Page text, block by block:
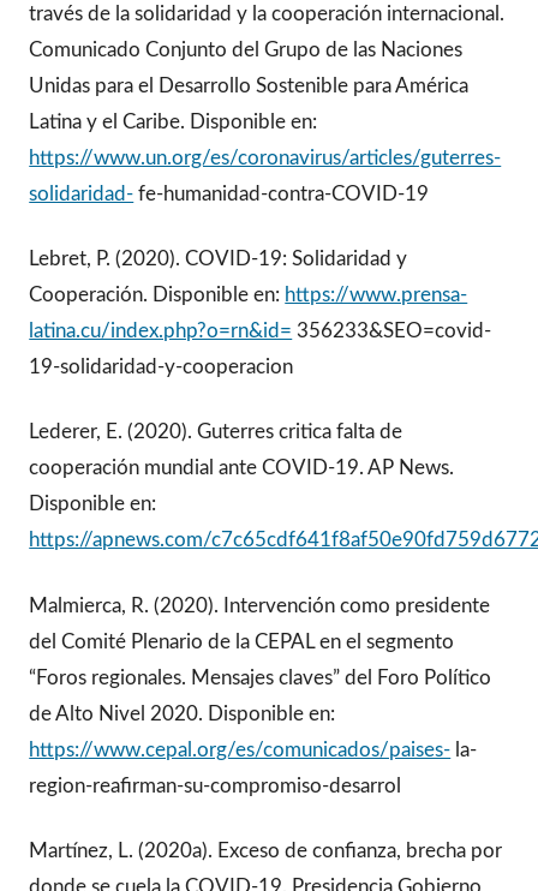
través de la solidaridad y la cooperación internacional.
Comunicado Conjunto del Grupo de las Naciones
Unidas para el Desarrollo Sostenible para América
Latina y el Caribe. Disponible en:
https://www.un.org/es/coronavirus/articles/guterres-
solidaridad- fe-humanidad-contra-COVID-19
Lebret, P. (2020). COVID-19: Solidaridad y
Cooperación. Disponible en: https://www.prensa-
latina.cu/index.php?o=rn&id= 356233&SEO=covid-
19-solidaridad-y-cooperacion
Lederer, E. (2020). Guterres critica falta de
cooperación mundial ante COVID-19. AP News.
Disponible en:
https://apnews.com/
Malmierca, R. (2020). Intervención como presidente
del Comité Plenario de la CEPAL en el segmento
“Foros regionales. Mensajes claves” del Foro Político
de Alto Nivel 2020. Disponible en:
https://www.cepal.org/es/comunicados/paises- la-
region-reafirman-su-compromiso-desarrol
Martínez, L. (2020a). Exceso de confianza, brecha por
donde se cuela la COVID-19. Presidencia Gobierno